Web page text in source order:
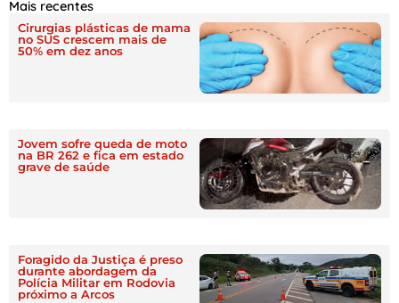
Mais recentes
Cirurgias plásticas de mama
no SUS crescem mais de
50% em dez anos
Jovem sofre queda de moto
na BR 262 e fica em estado
grave de saúde
Foragido da Justiça é preso
durante abordagem da
Polícia Militar em Rodovia
próximo a Arcos